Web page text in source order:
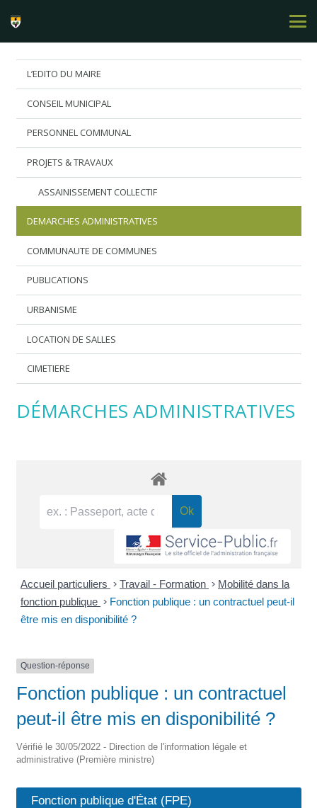
L’EDITO DU MAIRE
CONSEIL MUNICIPAL
PERSONNEL COMMUNAL
PROJETS & TRAVAUX
ASSAINISSEMENT COLLECTIF
DEMARCHES ADMINISTRATIVES
COMMUNAUTE DE COMMUNES
PUBLICATIONS
URBANISME
LOCATION DE SALLES
CIMETIERE
DÉMARCHES ADMINISTRATIVES
Accueil particuliers > Travail - Formation > Mobilité dans la
fonction publique > Fonction publique : un contractuel peut-il
être mis en disponibilité ?
Question-réponse
Fonction publique : un contractuel
peut-il être mis en disponibilité ?
Vérifié le 30/05/2022 - Direction de l'information légale et
administrative (Première ministre)
Fonction publique d'État (FPE)